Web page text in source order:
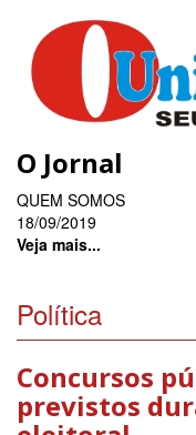
O Jornal
QUEM SOMOS
18/09/2019
Veja mais...
Concursos
previstos
eleitoral